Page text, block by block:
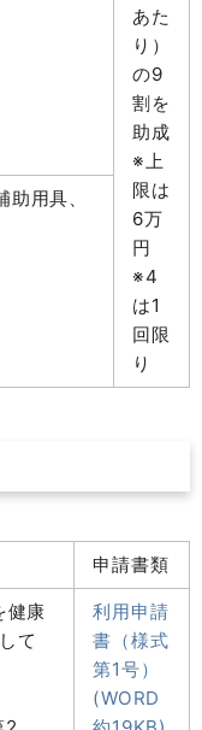
あた
り）
の9
割を
助成
※上
限は
6万
円
※4
は1
回限
り
用具、
申請書類
健康
て
利用申請
書（様式
第1号）
(WORD